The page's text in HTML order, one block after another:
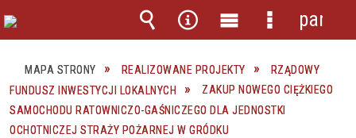
MAPA STRONY REALIZOWANE PROJEKTY
RZĄDOWY
FUNDUSZ INWESTYCJI LOKALNYCH
ZAKUP NOWEGO CIĘŻKIEGO
SAMOCHODU RATOWNICZO-GAŚNICZEGO DLA JEDNOSTKI
OCHOTNICZEJ STRAŻY POŻARNEJ W GRÓDKU
Wyszukiwarka
Narzędzia
Menu
główne
Menu
szczegółowe
panel